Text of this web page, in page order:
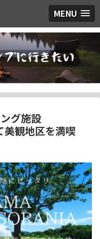
MENU
グ施設
美観地区を満喫